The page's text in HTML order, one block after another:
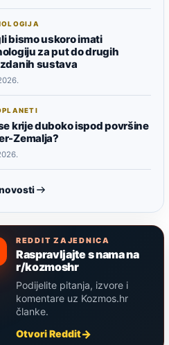
bismo uskoro imati
za put do drugih
sustava
krije duboko ispod površine
Zemalja?
REDDIT ZAJEDNICA
Raspravljajte s nama na
r/kozmoshr
Podijelite pitanja, izvore i
komentare uz Kozmos.hr
članke.
Otvori Reddit